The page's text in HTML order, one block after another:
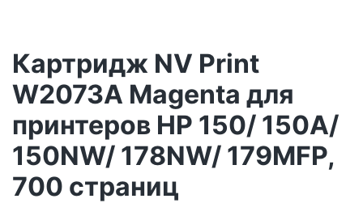
Картридж NV Print
W2073A Magenta для
принтеров HP 150/ 150A/
150NW/ 178NW/ 179MFP,
700 страниц